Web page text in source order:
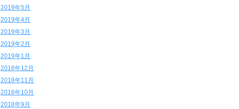
2019年5月
2019年4月
2019年3月
2019年2月
2019年1月
2018年12月
2018年11月
2018年10月
2018年9月